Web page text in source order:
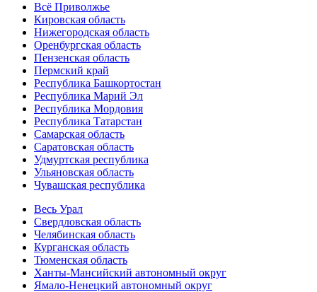
Всё Приволжье
Кировская область
Нижегородская область
Оренбургская область
Пензенская область
Пермский край
Республика Башкортостан
Республика Марий Эл
Республика Мордовия
Республика Татарстан
Самарская область
Саратовская область
Удмуртская республика
Ульяновская область
Чувашская республика
Весь Урал
Свердловская область
Челябинская область
Курганская область
Тюменская область
Ханты-Мансийский автономный округ
Ямало-Ненецкий автономный округ